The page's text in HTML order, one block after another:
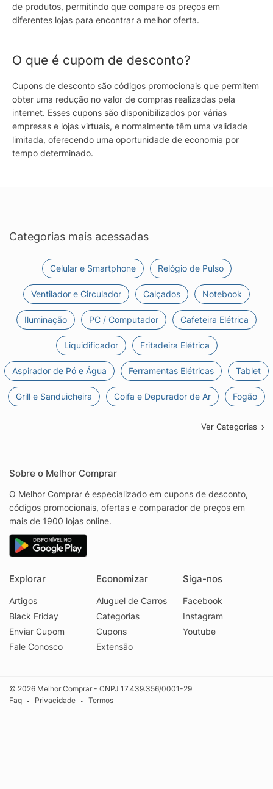
de produtos, permitindo que compare os preços em
diferentes lojas para encontrar a melhor oferta.
O que é cupom de desconto?
Cupons de desconto são códigos promocionais que permitem
obter uma redução no valor de compras realizadas pela
internet. Esses cupons são disponibilizados por várias
empresas e lojas virtuais, e normalmente têm uma validade
limitada, oferecendo uma oportunidade de economia por
tempo determinado.
Categorias mais acessadas
Celular e Smartphone Relógio de Pulso
Ventilador e Circulador Calçados Notebook
Iluminação PC / Computador Cafeteira Elétrica
Liquidificador Fritadeira Elétrica
Aspirador de Pó e Água Ferramentas Elétricas Tablet
Grill e Sanduicheira Coifa e Depurador de Ar Fogão
Ver Categorias
Sobre o Melhor Comprar
O Melhor Comprar é especializado em cupons de desconto,
códigos promocionais, ofertas e comparador de preços em
mais de 1900 lojas online.
Explorar
Artigos
Black Friday
Enviar Cupom
Fale Conosco
Economizar
Aluguel de Carros
Categorias
Cupons
Extensão
Siga-nos
Facebook
Instagram
Youtube
© 2026 Melhor Comprar - CNPJ 17.439.356/0001-29
Faq
• Privacidade • Termos